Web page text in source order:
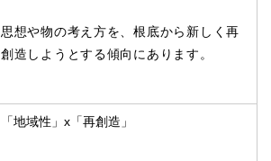
思想や物の考え方を、根底から新しく再
創造しようとする傾向にあります。
「地域性」x「再創造」